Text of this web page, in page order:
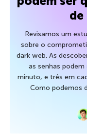
de
Revisamos um
sobre o
dark web. As
as senhas
minuto, e três em
Como podemos